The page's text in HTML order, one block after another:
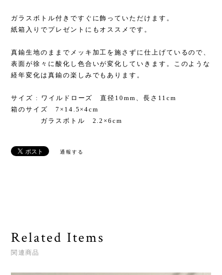
ガラスボトル付きですぐに飾っていただけます。
紙箱入りでプレゼントにもオススメです。
真鍮生地のままでメッキ加工を施さずに仕上げているので、
表面が徐々に酸化し色合いが変化していきます。このような
経年変化は真鍮の楽しみでもあります。
サイズ : ワイルドローズ 直径10mm、長さ11cm
箱のサイズ 7×14.5×4cm
ガラスボトル 2.2×6cm
通報する
Related Items
関連商品